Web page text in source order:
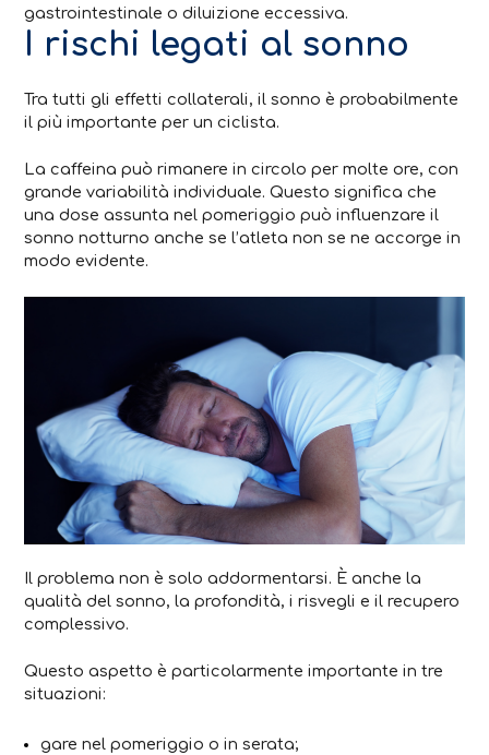
gastrointestinale o diluizione eccessiva.
I rischi legati al sonno
Tra tutti gli effetti collaterali, il sonno è probabilmente
il più importante per un ciclista.
La caffeina può rimanere in circolo per molte ore, con
grande variabilità individuale. Questo significa che
una dose assunta nel pomeriggio può influenzare il
sonno notturno anche se l’atleta non se ne accorge in
modo evidente.
Il problema non è solo addormentarsi. È anche la
qualità del sonno, la profondità, i risvegli e il recupero
complessivo.
Questo aspetto è particolarmente importante in tre
situazioni:
gare nel pomeriggio o in serata;